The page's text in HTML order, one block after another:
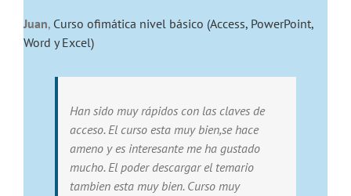
Juan, Curso ofimática nivel básico (Access, PowerPoint,
Word y Excel)
Han sido muy rápidos con las claves de
acceso. El curso esta muy bien,se hace
ameno y es interesante me ha gustado
mucho. El poder descargar el temario
tambien esta muy bien. Curso muy